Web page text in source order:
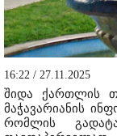
16:22 / 27.11.2025
შიდა ქართლის
მაჭავარიანის
რომლის